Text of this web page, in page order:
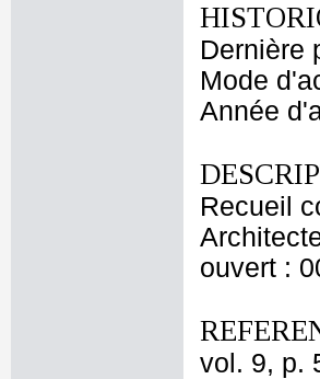
Dernière
Mode
Année
Recueil
ouvert :
vol. 9, p.